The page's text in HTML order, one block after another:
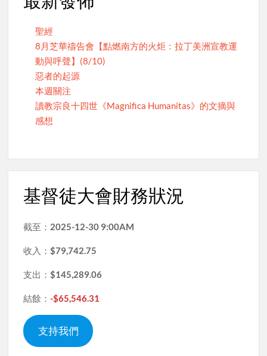
聖經
8月芝華禱告會【點燃南方的火炬：拉丁美洲宣教運
動與呼聲】(8/10)
惡者的起源
本週關注
讀教宗良十四世《Magnifica Humanitas》的文摘與
感想
基督徒大會財務狀況
截至： 2025-12-30 9:00AM
收入： $79,742.75
支出： $145,289.06
結餘：-$65,546.31
支持我們